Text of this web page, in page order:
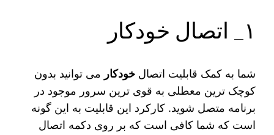
۱_ اتصال خودکار
شما به کمک قابلیت اتصالخودکار می‌ توانید بدون
کوچک‌ ترین معطلی به قوی‌ ترین سرور موجود در
برنامه متصل شوید‌. کارکرد این قابلیت به این گونه
است که شما کافی است که بر روی دکمه اتصال